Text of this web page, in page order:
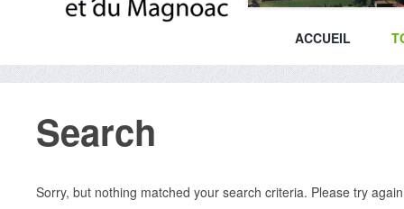
ACCUEIL
Search
Sorry, but nothing matched your search criteria. Please try